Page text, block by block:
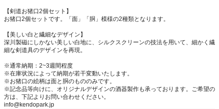
【剣道お猪口2個セット】
お猪口2個セットです。「面」「胴」模様の2種類となります。
【美しい白と繊細なデザイン】
深川製磁にしかない美しい白地に、シルクスクリーンの技法を用いて、細かく繊
細な剣道具のデザインを再現。
※通常納期：2~3週間程度
※在庫状況によって納期が若干変動いたします。
※お猪口の絵柄は面と胴のもののみです。
※記念品等向けに、オリジナルデザインの酒器製作も承っております。ご希望の
方は、下記よりお問い合わせください。
info@kendopark.jp